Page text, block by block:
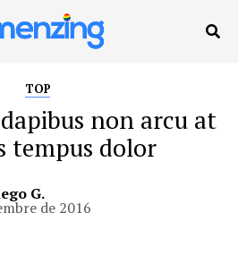
TOP
non arcu at
tempus dolor
G.
de 2016